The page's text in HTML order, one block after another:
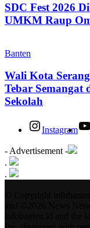
SDC Fest 2026
UMKM Raup
Banten
Wali Kota
Tebar Semangat
Sekolah
Instagram
- Advertisement -
.
.